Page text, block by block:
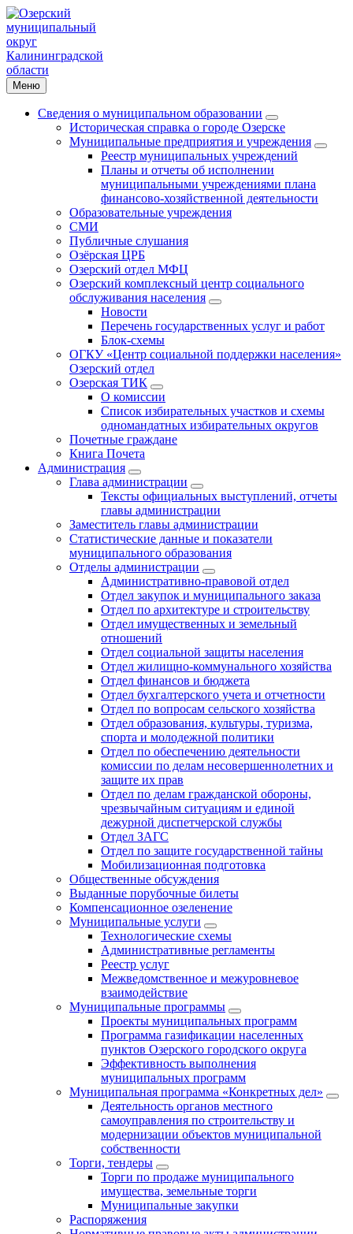
Меню
Сведения о муниципальном образовании
Историческая справка о городе Озерске
Муниципальные предприятия и учреждения
Реестр муниципальных учреждений
Планы и отчеты об исполнении
муниципальными учреждениями плана
финансово-хозяйственной деятельности
Образовательные учреждения
СМИ
Публичные слушания
Озёрская ЦРБ
Озерский отдел МФЦ
Озерский комплексный центр социального
обслуживания населения
Новости
Перечень государственных услуг и работ
Блок-схемы
ОГКУ «Центр социальной поддержки населения»
Озерский отдел
Озерская ТИК
О комиссии
Список избирательных участков и схемы
одномандатных избирательных округов
Почетные граждане
Книга Почета
Администрация
Глава администрации
Тексты официальных выступлений, отчеты
главы администрации
Заместитель главы администрации
Статистические данные и показатели
муниципального образования
Отделы администрации
Административно-правовой отдел
Отдел закупок и муниципального заказа
Отдел по архитектуре и строительству
Отдел имущественных и земельный
отношений
Отдел социальной защиты населения
Отдел жилищно-коммунального хозяйства
Отдел финансов и бюджета
Отдел бухгалтерского учета и отчетности
Отдел по вопросам сельского хозяйства
Отдел образования, культуры, туризма,
спорта и молодежной политики
Отдел по обеспечению деятельности
комиссии по делам несовершеннолетних и
защите их прав
Отдел по делам гражданской обороны,
чрезвычайным ситуациям и единой
дежурной диспетчерской службы
Отдел ЗАГС
Отдел по защите государственной тайны
Мобилизационная подготовка
Общественные обсуждения
Выданные порубочные билеты
Компенсационное озеленение
Муниципальные услуги
Технологические схемы
Административные регламенты
Реестр услуг
Межведомственное и межуровневое
взаимодействие
Муниципальные программы
Проекты муниципальных программ
Программа газификации населенных
пунктов Озерского городского округа
Эффективность выполнения
муниципальных программ
Муниципальная программа «Конкретных дел»
Деятельность органов местного
самоуправления по строительству и
модернизации объектов муниципальной
собственности
Торги, тендеры
Торги по продаже муниципального
имущества, земельные торги
Муниципальные закупки
Распоряжения